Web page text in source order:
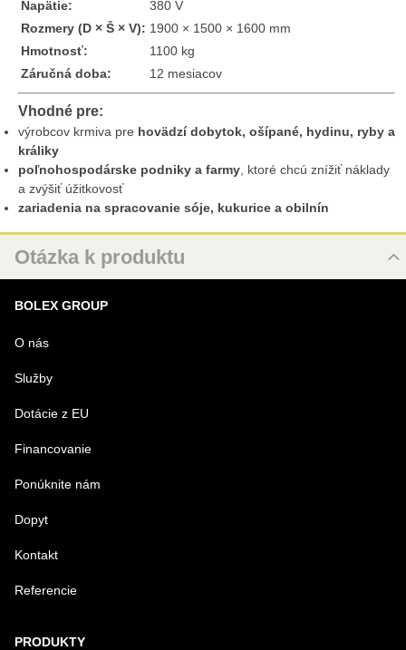
Napätie:
380 V
Rozmery (D × Š × V): 1900 × 1500 × 1600 mm
Hmotnosť:
1100 kg
Záručná doba:
12 mesiacov
Vhodné pre:
výrobcov krmiva pre hovädzí dobytok, ošípané, hydinu, ryby a
králiky
poľnohospodárske podniky a farmy , ktoré chcú znížiť náklady
a zvýšiť úžitkovosť
zariadenia na spracovanie sóje, kukurice a obilnín
Otázka k produktu
MENO
VÁŠ E-MAIL
VAŠA OTÁZKA K PRODUKTU
Odoslať
BOLEX GROUP
O nás
Služby
Dotácie z EU
Financovanie
Ponúknite nám
Dopyt
Kontakt
Referencie
PRODUKTY